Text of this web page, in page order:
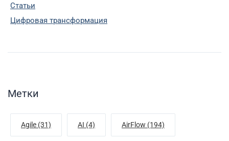
Статьи
Цифровая трансформация
Метки
Agile (31) AI (4) AirFlow (194)